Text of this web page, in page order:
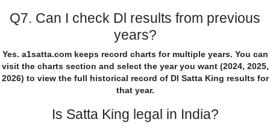
Q7. Can I check Dl results from previous
years?
Yes. a1satta.com keeps record charts for multiple years. You can
visit the charts section and select the year you want (2024, 2025,
2026) to view the full historical record of Dl Satta King results for
that year.
Is Satta King legal in India?